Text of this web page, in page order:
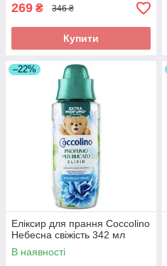
269 ₴ 346 ₴
Купити
–22%
Еліксир для прання Coccolino
Небесна свіжість 342 мл
В наявності